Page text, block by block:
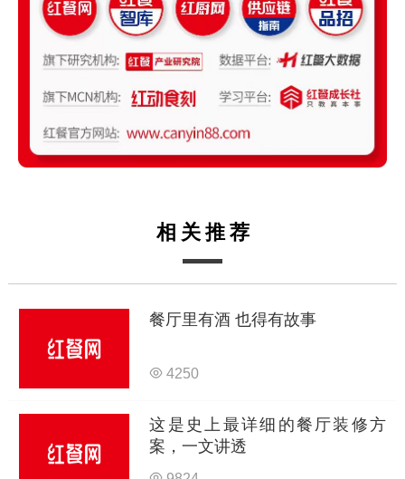
相关推荐
餐厅里有酒 也得有故事
4250
这是史上最详细的餐厅装修方
案，一文讲透